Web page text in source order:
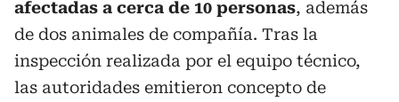
afectadas a cerca de 10 personas, además
de dos animales de compañía. Tras la
inspección realizada por el equipo técnico,
las autoridades emitieron concepto de